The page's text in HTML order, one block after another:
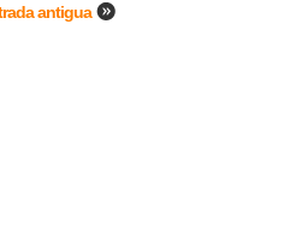
antigua